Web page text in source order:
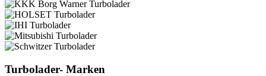
Turbolader- Marken